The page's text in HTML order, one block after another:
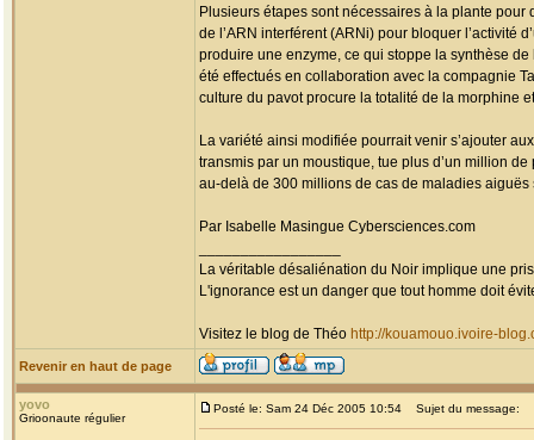
Plusieurs étapes sont nécessaires à la plante
de l’ARN interférent (ARNi) pour bloquer l’activité
produire une enzyme, ce qui stoppe la synthèse
été effectués en collaboration avec la compagnie
culture du pavot procure la totalité de la morphine
La variété ainsi modifiée pourrait venir s’ajouter
transmis par un moustique, tue plus d’un million
au-delà de 300 millions de cas de maladies
Par Isabelle Masingue Cybersciences.com
La véritable désaliénation du Noir implique une
L'ignorance est un danger que tout homme doit
Visitez le blog de Théo http://kouamouo.ivoire-
Revenir en haut de page
yovo
Grioonaute régulier
Posté le: Sam 24 Déc 2005 10:54 Sujet du message: